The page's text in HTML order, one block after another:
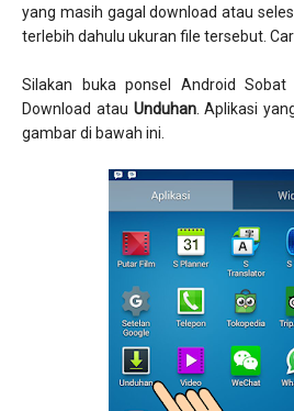
yang masih gagal download atau
terlebih dahulu ukuran file tersebut.
Silakan buka ponsel Android
Download atau Unduhan. Aplikasi
gambar di bawah ini.